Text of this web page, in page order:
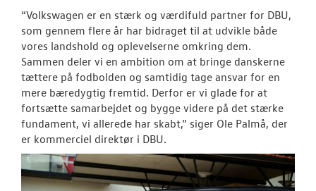
“Volkswagen er en stærk og værdifuld partner for DBU,
som gennem flere år har bidraget til at udvikle både
vores landshold og oplevelserne omkring dem.
Sammen deler vi en ambition om at bringe danskerne
tættere på fodbolden og samtidig tage ansvar for en
mere bæredygtig fremtid. Derfor er vi glade for at
fortsætte samarbejdet og bygge videre på det stærke
fundament, vi allerede har skabt,” siger Ole Palmå, der
er kommerciel direktør i DBU.